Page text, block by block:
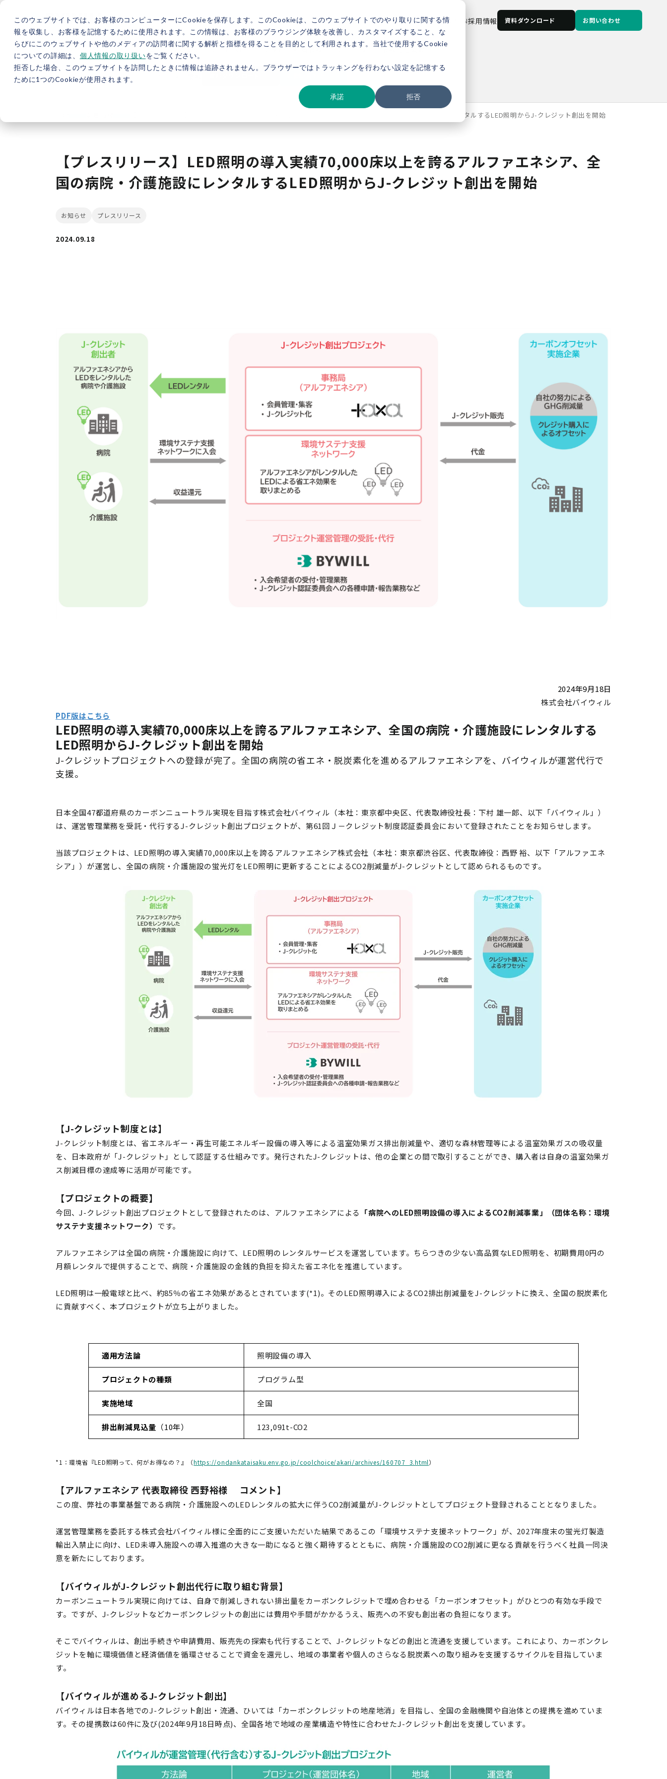
このウェブサイトでは、お客様のコンピューターにCookieを保存します。このCookieは、このウェブサイトでのやり取りに関する情
報を収集し、お客様を記憶するために使用されます。この情報は、お客様のブラウジング体験を改善し、カスタマイズすること、な
らびにこのウェブサイトや他のメディアの訪問者に関する解析と指標を得ることを目的として利用されます。当社で使用するCookie
についての詳細は、 個人情報の取り扱いをご覧ください。
拒否した場合、このウェブサイトを訪問したときに情報は追跡されません。ブラウザーではトラッキングを行わない設定を記憶する
ために1つのCookieが使用されます。
承諾 拒否
JP EN採用情報 資料ダウンロード お問い合わせ
5分で分かるバイウィル カーボンニュートラル総研 サービス紹介 事例紹介新着情報セミナーお役立ち情報会社概要
【プレスリリース】LED照明の導入実績70,000床以上を誇るアルファエネシア、全国の病院・介護施設にレンタルするLED照明からJ-クレジット創出を開始
【プレスリリース】LED照明の導入実績70,000床以上を誇るアルファエネシア、全
国の病院・介護施設にレンタルするLED照明からJ-クレジット創出を開始
お知らせ プレスリリース
2024.09.18
2024年9月18日
株式会社バイウィル
PDF版はこちら
LED照明の導入実績70,000床以上を誇るアルファエネシア、全国の病院・介護施設にレンタルする
LED照明からJ-クレジット創出を開始
J-クレジットプロジェクトへの登録が完了。全国の病院の省エネ・脱炭素化を進めるアルファエネシアを、バイウィルが運営代行で
支援。
日本全国47都道府県のカーボンニュートラル実現を目指す株式会社バイウィル（本社：東京都中央区、代表取締役社長：下村 雄一郎、以下「バイウィル」）
は、運営管理業務を受託・代行するJ-クレジット創出プロジェクトが、第61回Ｊ－クレジット制度認証委員会において登録されたことをお知らせします。
当該プロジェクトは、LED照明の導入実績70,000床以上を誇るアルファエネシア株式会社（本社：東京都渋谷区、代表取締役：西野 裕、以下「アルファエネ
シア」）が運営し、全国の病院・介護施設の蛍光灯をLED照明に更新することによるCO2削減量がJ-クレジットとして認められるものです。
【J-クレジット制度とは】
J-クレジット制度とは、省エネルギー・再生可能エネルギー設備の導入等による温室効果ガス排出削減量や、適切な森林管理等による温室効果ガスの吸収量
を、日本政府が「J-クレジット」として認証する仕組みです。発行されたJ-クレジットは、他の企業との間で取引することができ、購入者は自身の温室効果ガ
ス削減目標の達成等に活用が可能です。
【プロジェクトの概要】
今回、J-クレジット創出プロジェクトとして登録されたのは、アルファエネシアによる 「病院へのLED照明設備の導入によるCO2削減事業」（団体名称：環境
サステナ支援ネットワーク） です。
アルファエネシアは全国の病院・介護施設に向けて、LED照明のレンタルサービスを運営しています。ちらつきの少ない高品質なLED照明を、初期費用0円の
月額レンタルで提供することで、病院・介護施設の金銭的負担を抑えた省エネ化を推進しています。
LED照明は一般電球と比べ、約85％の省エネ効果があるとされています(*1)。そのLED照明導入によるCO2排出削減量をJ-クレジットに換え、全国の脱炭素化
に貢献すべく、本プロジェクトが立ち上がりました。
適用方法論 照明設備の導入
プロジェクトの種類 プログラム型
実施地域 全国
排出削減見込量 （10年） 123,091t-CO2
*1：環境省『LED照明って、何がお得なの？』（https://ondankataisaku.env.go.jp/coolchoice/akari/archives/160707_3.html）
【アルファエネシア 代表取締役 西野裕様 コメント】
この度、弊社の事業基盤である病院・介護施設へのLEDレンタルの拡大に伴うCO2削減量がJ-クレジットとしてプロジェクト登録されることとなりました。
運営管理業務を委託する株式会社バイウィル様に全面的にご支援いただいた結果であるこの「環境サステナ支援ネットワーク」が、2027年度末の蛍光灯製造
輸出入禁止に向け、LED未導入施設への導入推進の大きな一助になると強く期待するとともに、病院・介護施設のCO2削減に更なる貢献を行うべく社員一同決
意を新たにしております。
【バイウィルがJ-クレジット創出代行に取り組む背景】
カーボンニュートラル実現に向けては、自身で削減しきれない排出量をカーボンクレジットで埋め合わせる「カーボンオフセット」がひとつの有効な手段で
す。ですが、J-クレジットなどカーボンクレジットの創出には費用や手間がかかるうえ、販売への不安も創出者の負担になります。
そこでバイウィルは、創出手続きや申請費用、販売先の探索も代行することで、J-クレジットなどの創出と流通を支援しています。これにより、カーボンクレ
ジットを軸に環境価値と経済価値を循環させることで資金を還元し、地域の事業者や個人のさらなる脱炭素への取り組みを支援するサイクルを目指していま
す。
【バイウィルが進めるJ-クレジット創出】
バイウィルは日本各地でのJ-クレジット創出・流通、ひいては「カーボンクレジットの地産地消」を目指し、全国の金融機関や自治体との提携を進めていま
す。その提携数は60件に及び(2024年9月18日時点)、全国各地で地域の産業構造や特性に合わせたJ-クレジット創出を支援しています。